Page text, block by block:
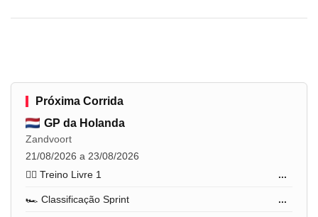
Próxima Corrida
GP da Holanda
Zandvoort
21/08/2026 a 23/08/2026
🏋️‍♂️ Treino Livre 1
...
🏎️ Classificação Sprint ...